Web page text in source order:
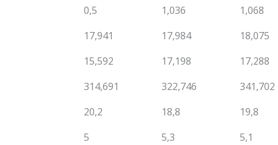
0,5 1,036 1,068
17,941 17,984 18,075
15,592 17,198 17,288
314,691 322,746 341,702
20,2 18,8 19,8
5 5,3 5,1